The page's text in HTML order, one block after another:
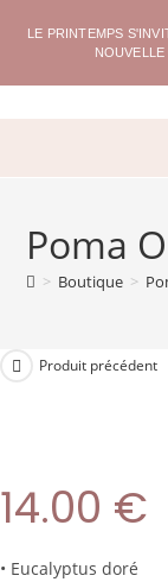
LE PRINTEMPS
NOUVELLE
Poma
> Boutique >
Produit précédent
14.00 €
• Eucalyptus doré